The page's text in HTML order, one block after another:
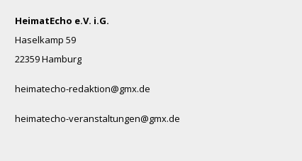
HeimatEcho e.V. i.G.
Haselkamp 59
22359 Hamburg
heimatecho-redaktion@gmx.de
heimatecho-veranstaltungen@gmx.de